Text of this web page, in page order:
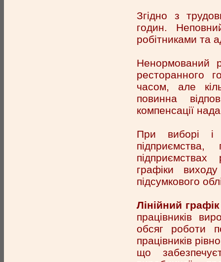
Згідно з
годин.
робітниками та
Ненормований
ресторанного
часом, але
повинна
компенсації
При виборі і
підприємствах
графіки
підсумкового
Лінійний
працівників
обсяг роботи
працівників
що